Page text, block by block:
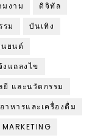
มงาม
ดิจิทัล
รม
บันเทิง
นยนต์
งแถลงไข
ยี และนวัตกรรม
อาหารและเครื่องดื่ม